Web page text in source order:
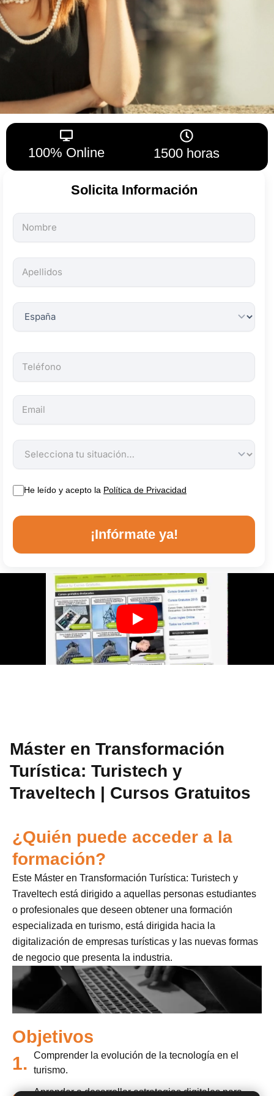
100% Online 1500 horas
Solicita Información
Todos
los
son
obligatorios.
He leído y acepto la Política de Privacidad
¡Infórmate ya!
Máster en Transformación
Turística: Turistech y
Traveltech | Cursos Gratuitos
¿Quién puede acceder a la
formación?
Este Máster en Transformación Turística: Turistech y
Traveltech está dirigido a aquellas personas estudiantes
o profesionales que deseen obtener una formación
especializada en turismo, está dirigida hacia la
digitalización de empresas turísticas y las nuevas formas
de negocio que presenta la industria.
Objetivos
1.
Comprender la evolución de la tecnología en el
turismo.
Aprender a desarrollar estrategias digitales para